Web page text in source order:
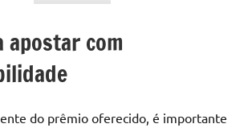
apostar com
do prêmio oferecido, é importante